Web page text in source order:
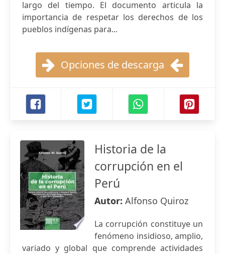
largo del tiempo. El documento articula la
importancia de respetar los derechos de los
pueblos indígenas para...
Opciones de descarga
Historia de la
corrupción en el
Perú
Autor: Alfonso Quiroz
La corrupción constituye un
fenómeno insidioso, amplio,
variado y global que comprende actividades